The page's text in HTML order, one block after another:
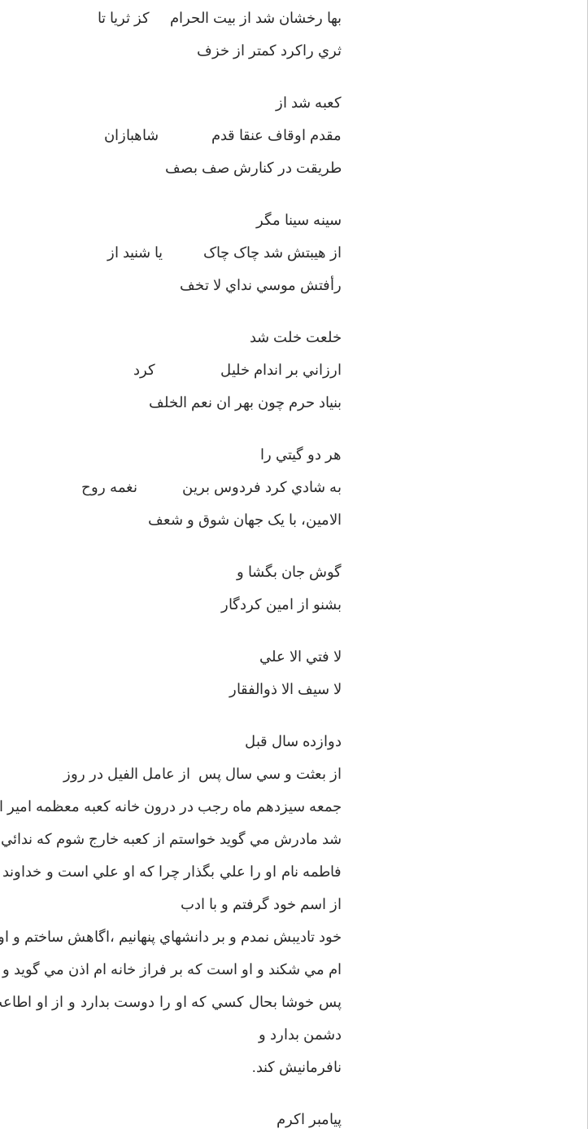
بها رخشان شد از بيت الحرام کز ثريا تا
ثري راکرد کمتر از خزف
کعبه شد از
مقدم اوقاف عنقا قدم شاهبازان
طريقت در کنارش صف بصف
سينه سينا مگر
از هيبتش شد چاک چاک يا شنيد از
رأفتش موسي نداي لا تخف
خلعت خلت شد
ارزاني بر اندام خليل کرد
بنياد حرم چون بهر ان نعم الخلف
هر دو گيتي را
به شادي کرد فردوس برين نغمه روح
الامين، با يک جهان شوق و شعف
گوش جان بگشا و
بشنو از امين کردگار
لا فتي الا علي
لا سيف الا ذوالفقار
دوازده سال قبل
از بعثت و سي سال پس از عامل الفيل در روز
جمعه سيزدهم ماه رجب در درون خانه کعبه معظمه امير
شد مادرش مي گويد خواستم از کعبه خارج شوم که
فاطمه نام او را علي بگذار چرا که او علي است و
از اسم خود گرفتم و با ادب
خود تاديبش نمدم و بر دانشهاي پنهانيم ،‌اگاهش ساختم و
ام مي شکند و او است که بر فراز خانه ام اذن مي گويد
پس خوشا بحال کسي که او را دوست بدارد و از او
دشمن بدارد و
نافرمانيش کند.
پيامبر اکرم